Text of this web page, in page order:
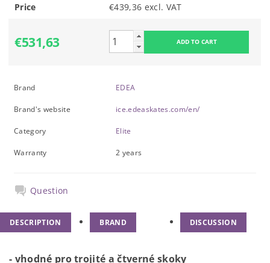
Price €439,36 excl. VAT
€531,63
Brand EDEA
Brand's website ice.edeaskates.com/en/
Category Elite
Warranty 2 years
Question
DESCRIPTION BRAND DISCUSSION
- vhodné pro trojité a čtverné skoky